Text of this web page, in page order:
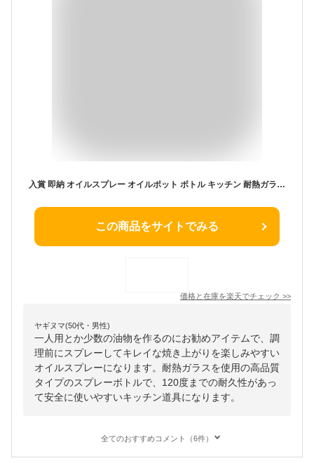
入賞 即納 オイルスプレー オイルポット ボトル キッチン 耐熱ガラス 120°オリーブオイル 霧吹き 料理用 250ml ガラスボトル透明 スプレーボトル ミスト 調味料入れ 漏れ防止噴霧器 油さし醤油スプレー 潤滑油スプレー
この商品をサイトでみる
価格と在庫を楽天でチェック >>
ヤギヌマ(50代・男性)
一人用とか少数の油物を作るのにお勧めアイテムで、調
理前にスプレーしてキレイな焼き上がりを楽しみやすい
オイルスプレーになります。耐熱ガラスを使用の高品質
タイプのスプレーボトルで、120度までの耐久性があっ
て安全に使いやすいキッチン道具になります。
全てのおすすめコメント（6件）